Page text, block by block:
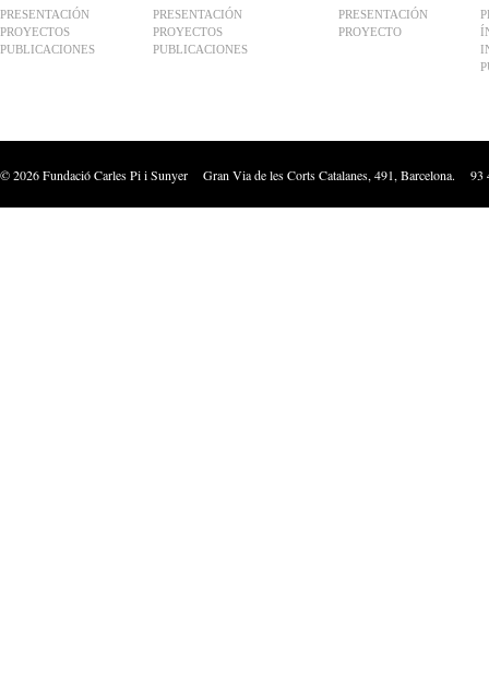
PRESENTACIÓN
PROYECTO
PRESENTACIÓN
PROYECTOS
PUBLICACIONES
PRESENTACIÓN
PROYECTOS
PUBLICACIONES
©2026Fundació Carles Pi i Sunyer Gran Via de les Corts Catalanes, 491, Barcelona.